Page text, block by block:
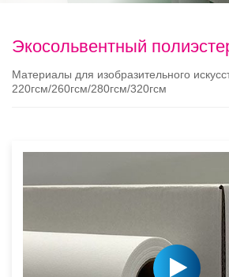
Экосольвентный
Материалы для изобразительного
220гсм/260гсм/280гсм/320гсм